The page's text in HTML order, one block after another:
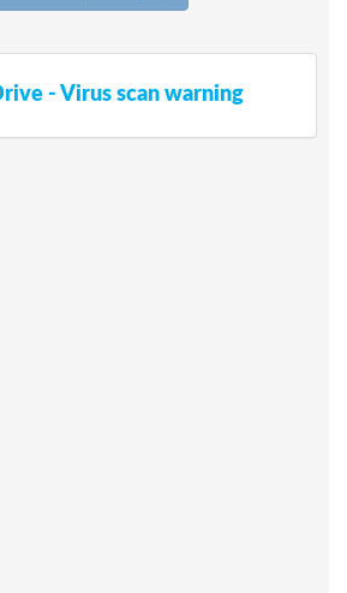
- Virus scan warning